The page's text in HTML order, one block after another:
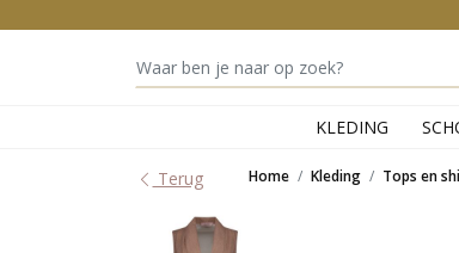
KLEDING
Terug Home Kleding Tops en